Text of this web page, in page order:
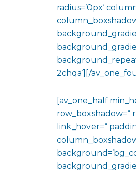
radius=’0px‘
2chqa‘][/
[av_one_half
row_boxshadow=“
link_hover=“